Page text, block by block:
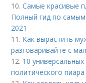
10.Самые красивые
Полный гид по
2021
11. Как вырастить
разговаривайте с
12. 10
политического пиара